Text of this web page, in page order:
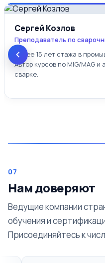
Сергей Козлов
Преподаватель по
Более 15 лет стажа в
Автор курсов по MIG/MAG и
сварке.
07
Нам доверяют
Ведущие компании
обучения и
Присоединяйтесь к